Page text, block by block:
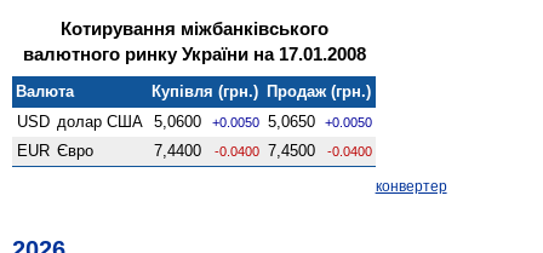
Котирування міжбанківського
валютного ринку України на 17.01.2008
Валюта Купівля (грн.) Продаж (грн.)
USD долар США 5,0600 +0.0050 5,0650 +0.0050
EUR Євро 7,4400 -0.0400 7,4500 -0.0400
конвертер